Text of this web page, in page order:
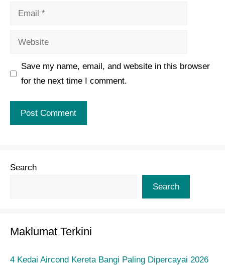
Email
Website
Save my name, email, and website in this browser
for the next time I comment.
Search
Search
Maklumat Terkini
4 Kedai Aircond Kereta Bangi Paling Dipercayai 2026